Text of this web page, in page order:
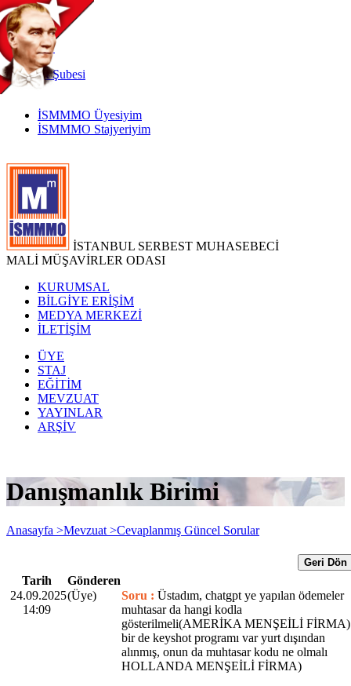
TR
|
EN
İnternetŞubesi
İSMMMO Üyesiyim
İSMMMO Stajyeriyim
İSTANBUL SERBEST MUHASEBECİ
MALİ MÜŞAVİRLER ODASI
KURUMSAL
BİLGİYE ERİŞİM
MEDYA MERKEZİ
İLETİŞİM
ÜYE
STAJ
EĞİTİM
MEVZUAT
YAYINLAR
ARŞİV
Danışmanlık Birimi
Anasayfa >Mevzuat >Cevaplanmış Güncel Sorular
Geri Dön
Tarih
Gönderen
24.09.2025
14:09
(Üye) Soru : Üstadım, chatgpt ye yapılan ödemeler
muhtasar da hangi kodla
gösterilmeli(AMERİKA MENŞEİLİ FİRMA)
bir de keyshot programı var yurt dışından
alınmış, onun da muhtasar kodu ne olmalı
HOLLANDA MENŞEİLİ FİRMA)